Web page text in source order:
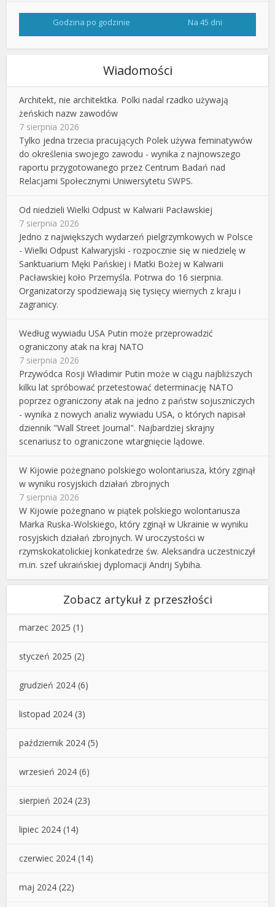
Godzina po godzinie Na 45 dni
Wiadomości
Architekt, nie architektka. Polki nadal rzadko używają
żeńskich nazw zawodów
7 sierpnia 2026
Tylko jedna trzecia pracujących Polek używa feminatywów
do określenia swojego zawodu - wynika z najnowszego
raportu przygotowanego przez Centrum Badań nad
Relacjami Społecznymi Uniwersytetu SWPS.
Od niedzieli Wielki Odpust w Kalwarii Pacławskiej
7 sierpnia 2026
Jedno z największych wydarzeń pielgrzymkowych w Polsce
- Wielki Odpust Kalwaryjski - rozpocznie się w niedzielę w
Sanktuarium Męki Pańskiej i Matki Bożej w Kalwarii
Pacławskiej koło Przemyśla. Potrwa do 16 sierpnia.
Organizatorzy spodziewają się tysięcy wiernych z kraju i
zagranicy.
Według wywiadu USA Putin może przeprowadzić
ograniczony atak na kraj NATO
7 sierpnia 2026
Przywódca Rosji Władimir Putin może w ciągu najbliższych
kilku lat spróbować przetestować determinację NATO
poprzez ograniczony atak na jedno z państw sojuszniczych
- wynika z nowych analiz wywiadu USA, o których napisał
dziennik "Wall Street Journal". Najbardziej skrajny
scenariusz to ograniczone wtargnięcie lądowe.
W Kijowie pożegnano polskiego wolontariusza, który zginął
w wyniku rosyjskich działań zbrojnych
7 sierpnia 2026
W Kijowie pożegnano w piątek polskiego wolontariusza
Marka Ruska-Wolskiego, który zginął w Ukrainie w wyniku
rosyjskich działań zbrojnych. W uroczystości w
rzymskokatolickiej konkatedrze św. Aleksandra uczestniczył
m.in. szef ukraińskiej dyplomacji Andrij Sybiha.
Zobacz artykuł z przeszłości
marzec 2025 (1)
styczeń 2025 (2)
grudzień 2024 (6)
listopad 2024 (3)
październik 2024 (5)
wrzesień 2024 (6)
sierpień 2024 (23)
lipiec 2024 (14)
czerwiec 2024 (14)
maj 2024 (22)